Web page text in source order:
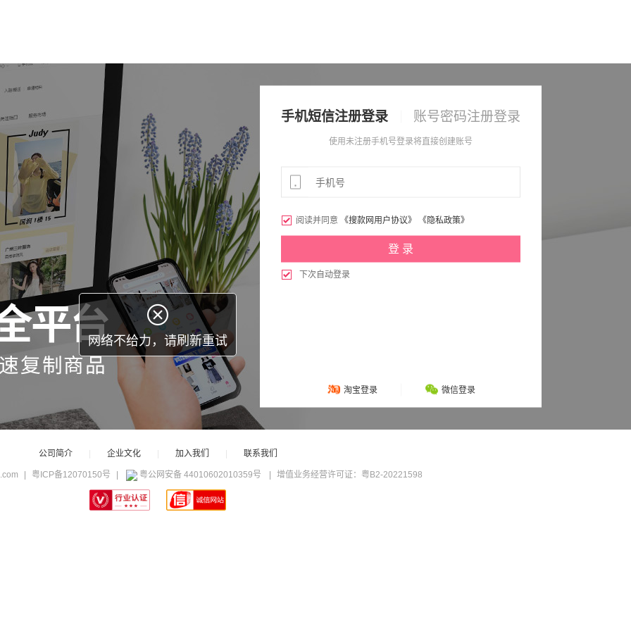
手机短信注册登录 账号密码注册登录
使用未注册手机号登录将直接创建账号
 阅读并同意 《搜款网用户协议》 《隐私政策》
 下次自动登录
淘宝登录 微信登录
公司简介 企业文化 加入我们 联系我们
粤ICP备12070150号 粤公网安备 44010602010359号 增值业务经营许可证：粤B2-20221598